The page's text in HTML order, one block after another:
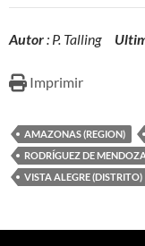
Autor: P. Talling
Imprimir
AMAZONAS (REGION)
RODRÍGUEZ DE
VISTA ALEGRE (DISTRITO)